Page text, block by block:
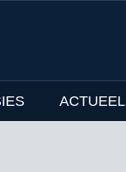
ACTUEEL